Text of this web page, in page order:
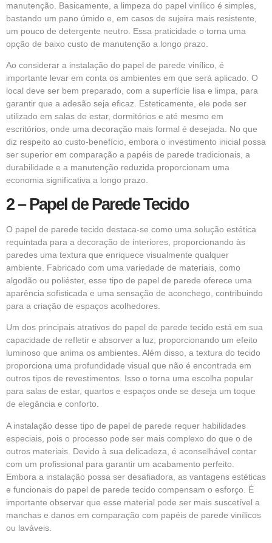
manutenção. Basicamente, a limpeza do papel vinílico é simples,
bastando um pano úmido e, em casos de sujeira mais resistente,
um pouco de detergente neutro. Essa praticidade o torna uma
opção de baixo custo de manutenção a longo prazo.
Ao considerar a instalação do papel de parede vinílico, é
importante levar em conta os ambientes em que será aplicado. O
local deve ser bem preparado, com a superfície lisa e limpa, para
garantir que a adesão seja eficaz. Esteticamente, ele pode ser
utilizado em salas de estar, dormitórios e até mesmo em
escritórios, onde uma decoração mais formal é desejada. No que
diz respeito ao custo-benefício, embora o investimento inicial possa
ser superior em comparação a papéis de parede tradicionais, a
durabilidade e a manutenção reduzida proporcionam uma
economia significativa a longo prazo.
2 – Papel de Parede Tecido
O papel de parede tecido destaca-se como uma solução estética
requintada para a decoração de interiores, proporcionando às
paredes uma textura que enriquece visualmente qualquer
ambiente. Fabricado com uma variedade de materiais, como
algodão ou poliéster, esse tipo de papel de parede oferece uma
aparência sofisticada e uma sensação de aconchego, contribuindo
para a criação de espaços acolhedores.
Um dos principais atrativos do papel de parede tecido está em sua
capacidade de refletir e absorver a luz, proporcionando um efeito
luminoso que anima os ambientes. Além disso, a textura do tecido
proporciona uma profundidade visual que não é encontrada em
outros tipos de revestimentos. Isso o torna uma escolha popular
para salas de estar, quartos e espaços onde se deseja um toque
de elegância e conforto.
A instalação desse tipo de papel de parede requer habilidades
especiais, pois o processo pode ser mais complexo do que o de
outros materiais. Devido à sua delicadeza, é aconselhável contar
com um profissional para garantir um acabamento perfeito.
Embora a instalação possa ser desafiadora, as vantagens estéticas
e funcionais do papel de parede tecido compensam o esforço. É
importante observar que esse material pode ser mais suscetível a
manchas e danos em comparação com papéis de parede vinílicos
ou laváveis.